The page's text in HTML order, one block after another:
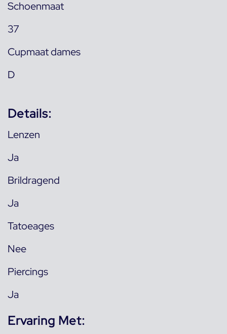
Schoenmaat
37
Cupmaat dames
D
Details:
Lenzen
Ja
Brildragend
Ja
Tatoeages
Nee
Piercings
Ja
Ervaring Met: